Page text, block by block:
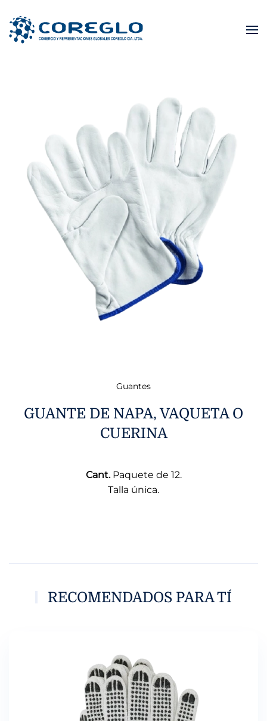
Skip to main content
Guantes
GUANTE DE NAPA, VAQUETA O
CUERINA
Cant.Paquete de 12.
Talla única.
RECOMENDADOS PARA TÍ